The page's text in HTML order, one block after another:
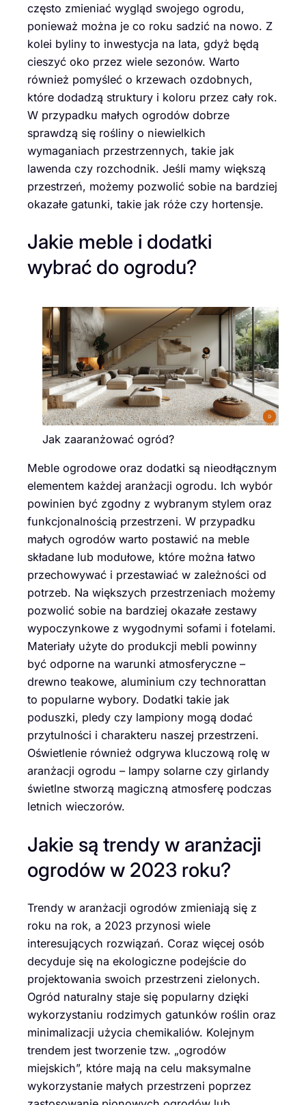
często zmieniać wygląd swojego ogrodu,
ponieważ można je co roku sadzić na nowo. Z
kolei byliny to inwestycja na lata, gdyż będą
cieszyć oko przez wiele sezonów. Warto
również pomyśleć o krzewach ozdobnych,
które dodadzą struktury i koloru przez cały rok.
W przypadku małych ogrodów dobrze
sprawdzą się rośliny o niewielkich
wymaganiach przestrzennych, takie jak
lawenda czy rozchodnik. Jeśli mamy większą
przestrzeń, możemy pozwolić sobie na bardziej
okazałe gatunki, takie jak róże czy hortensje.
Jakie meble i dodatki
wybrać do ogrodu?
Jak zaaranżować ogród?
Meble ogrodowe oraz dodatki są nieodłącznym
elementem każdej aranżacji ogrodu. Ich wybór
powinien być zgodny z wybranym stylem oraz
funkcjonalnością przestrzeni. W przypadku
małych ogrodów warto postawić na meble
składane lub modułowe, które można łatwo
przechowywać i przestawiać w zależności od
potrzeb. Na większych przestrzeniach możemy
pozwolić sobie na bardziej okazałe zestawy
wypoczynkowe z wygodnymi sofami i fotelami.
Materiały użyte do produkcji mebli powinny
być odporne na warunki atmosferyczne –
drewno teakowe, aluminium czy technorattan
to popularne wybory. Dodatki takie jak
poduszki, pledy czy lampiony mogą dodać
przytulności i charakteru naszej przestrzeni.
Oświetlenie również odgrywa kluczową rolę w
aranżacji ogrodu – lampy solarne czy girlandy
świetlne stworzą magiczną atmosferę podczas
letnich wieczorów.
Jakie są trendy w aranżacji
ogrodów w 2023 roku?
Trendy w aranżacji ogrodów zmieniają się z
roku na rok, a 2023 przynosi wiele
interesujących rozwiązań. Coraz więcej osób
decyduje się na ekologiczne podejście do
projektowania swoich przestrzeni zielonych.
Ogród naturalny staje się popularny dzięki
wykorzystaniu rodzimych gatunków roślin oraz
minimalizacji użycia chemikaliów. Kolejnym
trendem jest tworzenie tzw. „ogrodów
miejskich”, które mają na celu maksymalne
wykorzystanie małych przestrzeni poprzez